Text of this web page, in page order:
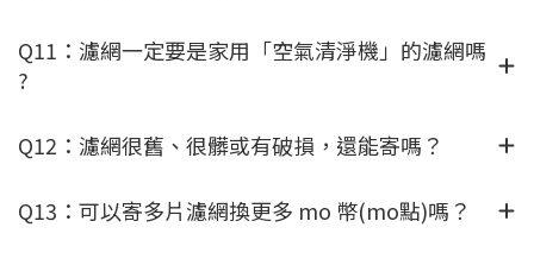
Q11：濾網一定要是家用「空氣清淨機」的濾網嗎
?
Q12：濾網很舊、很髒或有破損，還能寄嗎？
Q13：可以寄多片濾網換更多 mo 幣(mo點)嗎？